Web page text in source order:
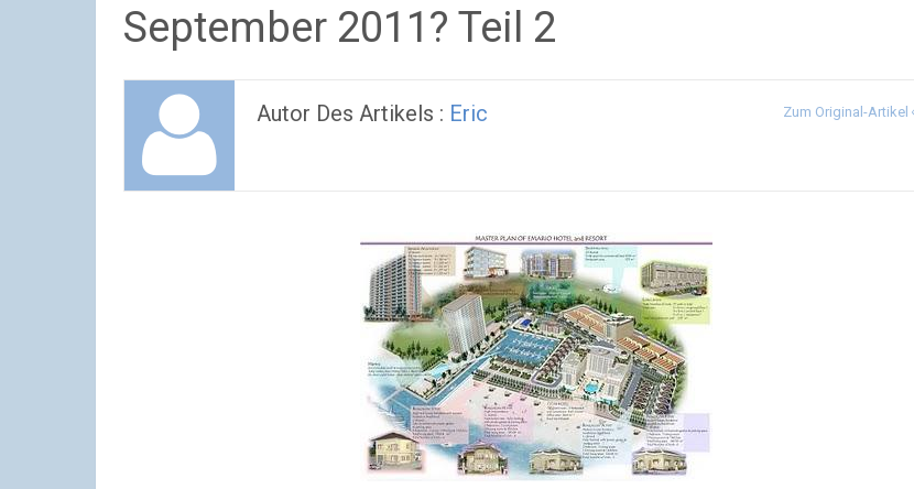
September 2011? Teil 2
Autor Des Artikels : Eric Zum Original-Artikel